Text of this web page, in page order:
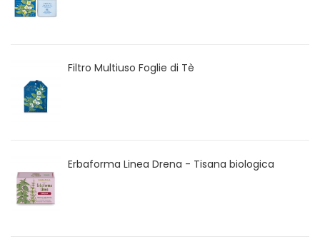
Filtro Multiuso Foglie di Tè
Erbaforma Linea Drena - Tisana biologica